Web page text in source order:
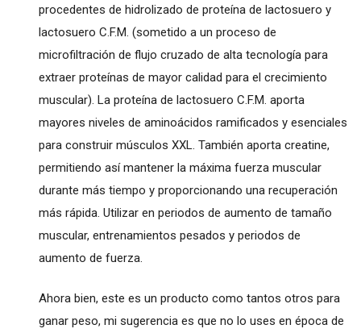
procedentes de hidrolizado de proteína de lactosuero y
lactosuero C.F.M. (sometido a un proceso de
microfiltración de flujo cruzado de alta tecnología para
extraer proteínas de mayor calidad para el crecimiento
muscular). La proteína de lactosuero C.F.M. aporta
mayores niveles de aminoácidos ramificados y esenciales
para construir músculos XXL. También aporta creatine,
permitiendo así mantener la máxima fuerza muscular
durante más tiempo y proporcionando una recuperación
más rápida. Utilizar en periodos de aumento de tamaño
muscular, entrenamientos pesados y periodos de
aumento de fuerza.
Ahora bien, este es un producto como tantos otros para
ganar peso, mi sugerencia es que no lo uses en época de